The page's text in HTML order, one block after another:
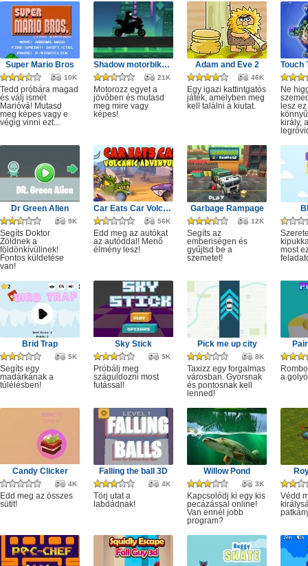
Super Mario Bros
10K
Tedd próbára magad
és válj ismét
Marióvá! Mutasd
meg képes vagy e
végig vinni ezt...
Shadow motorbike rider game
21K
Motorozz egyet a
jövőben és mutasd
meg mire vagy
képes!
Adam and Eve 2
46K
Egy igazi kattintgatós
játék, amelyben meg
kell találni a kiutat.
Ne
lesz
király,
Dr Green Alien
9K
Segíts Doktor
Zöldnek a
földönkívülinek!
Fontos küldetése
van!
Car Eats Car Volcanic Adventure
56K
Edd meg az autókat
az autóddal! Menő
élmény lesz!
Garbage Rampage
12K
Segíts az
emberiségen és
gyűjtsd be a
szemetet!
most
Brid Trap
5K
Segíts egy
madárkának a
túlélésben!
Sky Stick
5K
Próbálj meg
száguldozni most
futással!
Pick me up city
8K
Taxizz egy forgalmas
városban. Gyorsnak
és pontosnak kell
lenned!
a
Candy Clicker
4K
Edd meg az összes
sütit!
Falling the ball 3D
4K
Törj utat a
labdádnak!
Willow Pond
3K
Kapcsolódj ki egy kis
pecázással online!
Van ennél jobb
program?
Védd